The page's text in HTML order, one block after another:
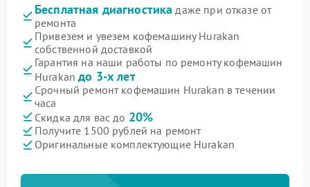
Бесплатная диагностика даже при отказе от
ремонта
Привезем и увезем кофемашину Hurakan
собственной доставкой
Гарантия на наши работы по ремонту кофемашин
Hurakanдо 3-х лет
Срочный ремонт кофемашин Hurakan в течении
часа
Скидка для вас до 20%
Получите 1500 рублей на ремонт
Оригинальные комплектующие Hurakan